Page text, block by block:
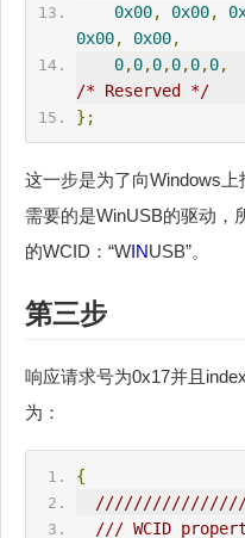
0x00, 0x00,
0x00, 0x00,
0,0,0,0,0,0,
/* Reserved */
};
这一步是为了向Windows
需要的是WinUSB的驱动，
的WCID：“WINUSB”。
第三步
响应请求号为0x17并且
为：
{
/// WCID